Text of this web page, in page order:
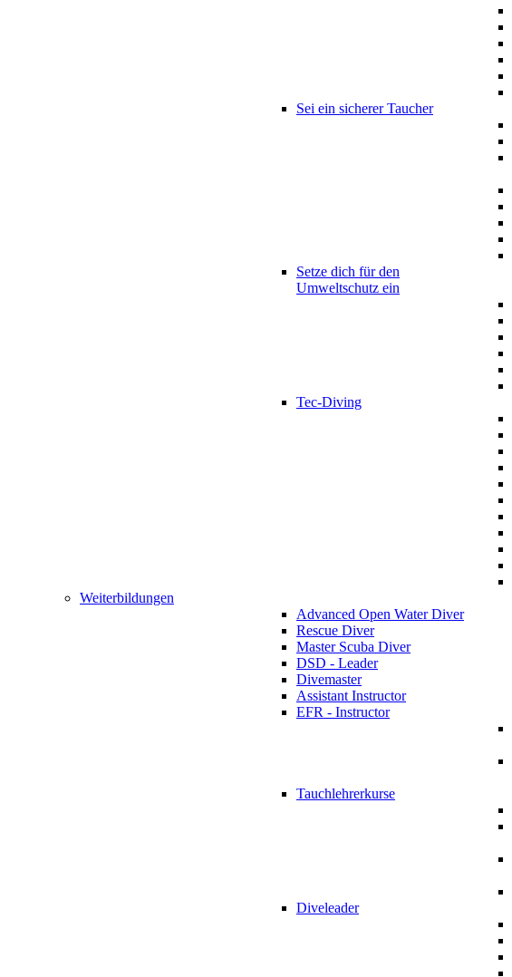
Sei ein sicherer Taucher
Setze dich für den
Umweltschutz ein
Tec-Diving
Weiterbildungen
Advanced Open Water Diver
Rescue Diver
Master Scuba Diver
DSD - Leader
Divemaster
Assistant Instructor
EFR - Instructor
Tauchlehrerkurse
Diveleader